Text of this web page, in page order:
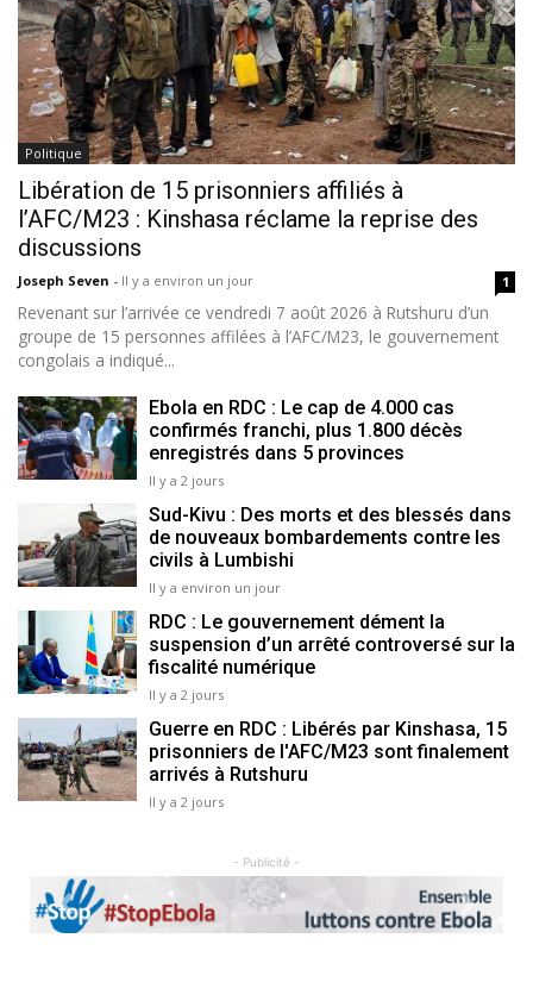
Politique
Libération de 15 prisonniers affiliés à
l’AFC/M23 : Kinshasa réclame la reprise des
discussions
Joseph Seven - Il y a environ un jour 1
Revenant sur l’arrivée ce vendredi 7 août 2026 à Rutshuru d’un
groupe de 15 personnes affilées à l’AFC/M23, le gouvernement
congolais a indiqué...
Ebola en RDC : Le cap de 4.000 cas
confirmés franchi, plus 1.800 décès
enregistrés dans 5 provinces
Il y a 2 jours
Sud-Kivu : Des morts et des blessés dans
de nouveaux bombardements contre les
civils à Lumbishi
Il y a environ un jour
RDC : Le gouvernement dément la
suspension d’un arrêté controversé sur la
fiscalité numérique
Il y a 2 jours
Guerre en RDC : Libérés par Kinshasa, 15
prisonniers de l'AFC/M23 sont finalement
arrivés à Rutshuru
Il y a 2 jours
- Publicité -
Previous Next